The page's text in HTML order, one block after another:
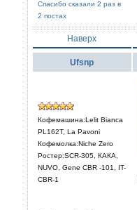
Спасибо сказали 2 раз в
2 постах
Наверх
Ufsnp
Кофемашина:Lelit Bianca
PL162T, La Pavoni
Кофемолка:Niche Zero
Ростер:SCR-305, КАКА,
NUVO, Gene CBR -101, IT-
CBR-1